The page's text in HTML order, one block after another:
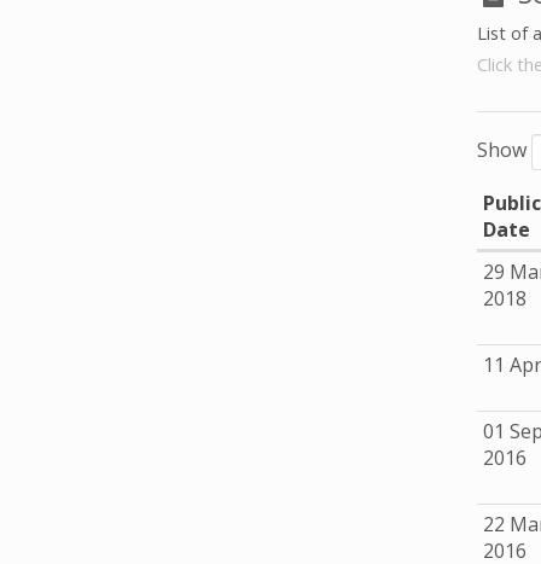
List of
Click
Show
Date
29
2018
11
01
2016
22
2016